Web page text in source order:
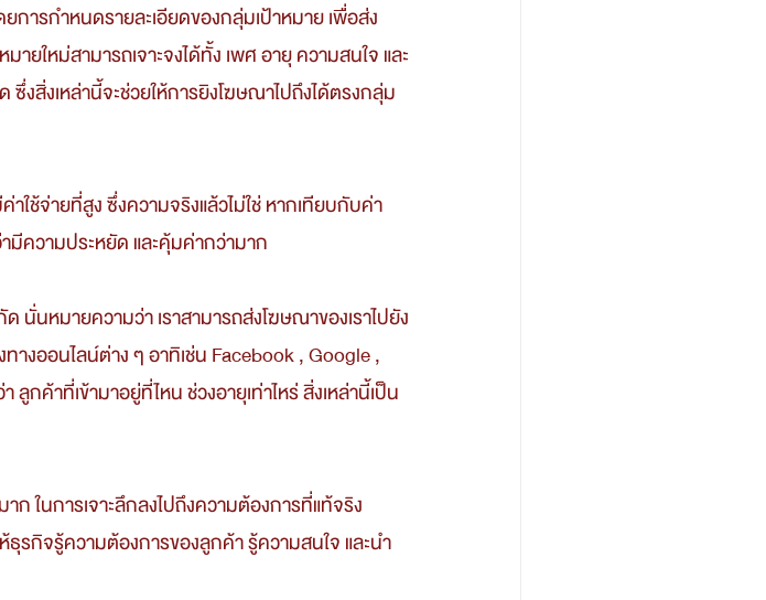
การกำหนดรายละเอียดของกลุ่มเป้าหมาย เพื่อส่ง
ใหม่สามารถเจาะจงได้ทั้ง เพศ อายุ ความสนใจ และ
งสิ่งเหล่านี้จะช่วยให้การยิงโฆษณาไปถึงได้ตรงกลุ่ม
ความประหยัด และคุ้มค่ากว่ามาก
งออนไลน์ต่าง ๆ อาทิเช่น Facebook , Google ,
กค้าที่เข้ามาอยู่ที่ไหน ช่วงอายุเท่าไหร่ สิ่งเหล่านี้เป็น
รกิจรู้ความต้องการของลูกค้า รู้ความสนใจ และนำ